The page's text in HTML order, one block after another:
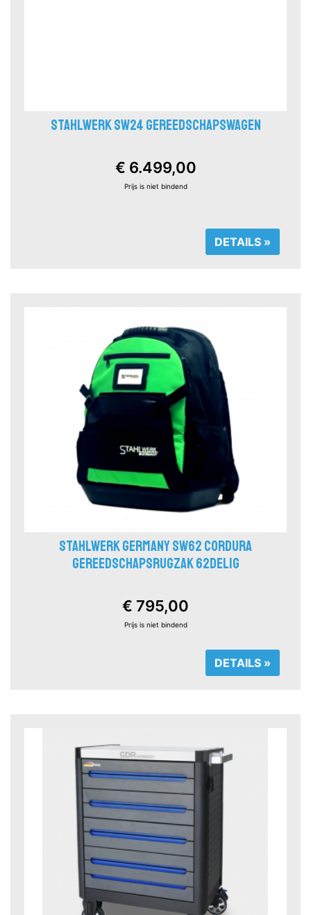
STAHLWERK SW24 GEREEDSCHAPSWAGEN
€ 6.499,00
Prijs is niet bindend
DETAILS »
STAHLWERK GERMANY SW62 CORDURA
GEREEDSCHAPSRUGZAK 62DELIG
€ 795,00
Prijs is niet bindend
DETAILS »